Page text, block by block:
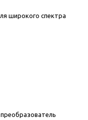
широкого спектра